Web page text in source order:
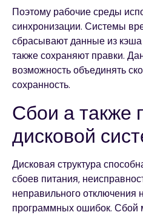
Поэтому рабочие среды
синхронизации. Системы
сбрасывают данные из кэша
также сохраняют правки.
возможность объединять
сохранность.
Сбои а также
дисковой
Дисковая структура
сбоев питания,
неправильного отключения
программных ошибок. Сбой